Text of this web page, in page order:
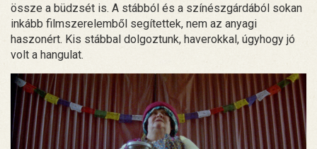
össze a büdzsét is. A stábból és a színészgárdából sokan
inkább filmszerelemből segítettek, nem az anyagi
haszonért. Kis stábbal dolgoztunk, haverokkal, úgyhogy jó
volt a hangulat.